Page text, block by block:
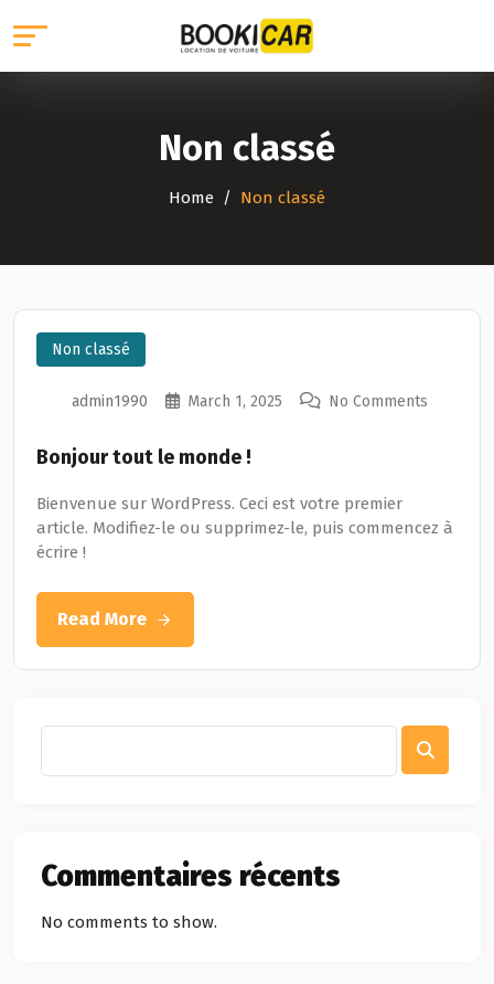
Non classé
Home Non classé
Non classé
admin1990 March 1, 2025 No Comments
Bonjour tout le monde !
Bienvenue sur WordPress. Ceci est votre premier
article. Modifiez-le ou supprimez-le, puis commencez à
écrire !
Read More
Commentaires récents
No comments to show.